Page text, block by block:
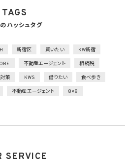
措置を実施
外部からの不正アクセス又は不正ソフトウェア
TAGS
ハッシュタグ
新宿区 買いたい KW新宿
不動産エージェント 相続税
策 KWS 借りたい 食べ歩き
不動産エージェント 8×8
SERVICE